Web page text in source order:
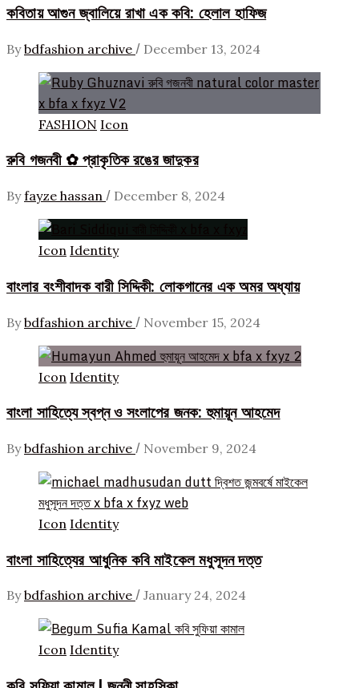
কবিতায় আগুন জ্বালিয়ে রাখা এক কবি: হেলাল হাফিজ
By bdfashion archive / December 13, 2024
FASHION Icon
রুবি গজনবী ✿ প্রাকৃতিক রঙের জাদুকর
By fayze hassan / December 8, 2024
Icon Identity
বাংলার বংশীবাদক বারী সিদ্দিকী: লোকগানের এক অমর অধ্যায়
By bdfashion archive / November 15, 2024
Icon Identity
বাংলা সাহিত্যে স্বপ্ন ও সংলাপের জনক: হুমায়ূন আহমেদ
By bdfashion archive / November 9, 2024
Icon Identity
বাংলা সাহিত্যের আধুনিক কবি মাইকেল মধুসূদন দত্ত
By bdfashion archive / January 24, 2024
Icon Identity